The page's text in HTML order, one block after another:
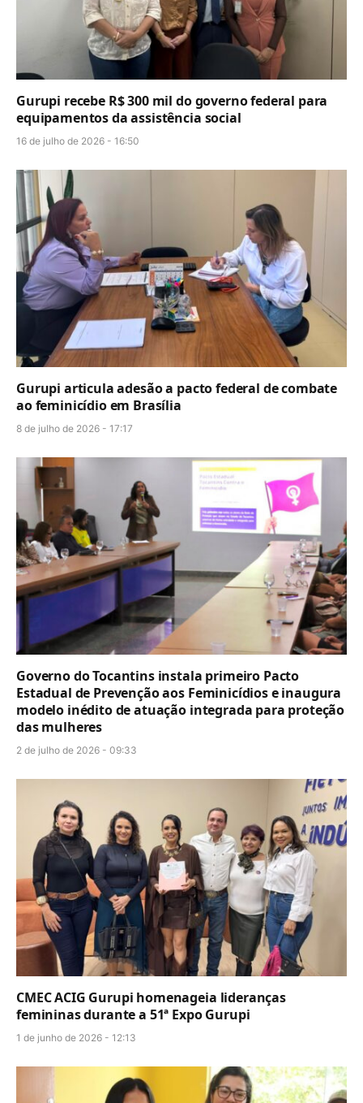
Gurupi recebe R$ 300 mil do governo federal para
equipamentos da assistência social
16 de julho de 2026 - 16:50
Gurupi articula adesão a pacto federal de combate
ao feminicídio em Brasília
8 de julho de 2026 - 17:17
Governo do Tocantins instala primeiro Pacto
Estadual de Prevenção aos Feminicídios e inaugura
modelo inédito de atuação integrada para proteção
das mulheres
2 de julho de 2026 - 09:33
CMEC ACIG Gurupi homenageia lideranças
femininas durante a 51ª Expo Gurupi
1 de junho de 2026 - 12:13